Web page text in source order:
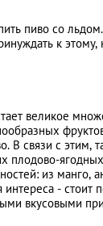
пиво со
к этому,
великое
В связи с этим,
плодово-
из манго,
- стоит
вкусовыми